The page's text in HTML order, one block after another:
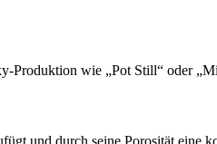
Produktion wie „Pot Still“ oder
und durch seine Porosität eine